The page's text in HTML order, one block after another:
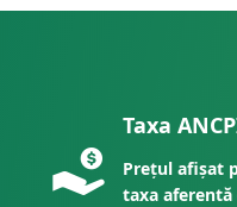
Taxa
Prețul afișat
taxa